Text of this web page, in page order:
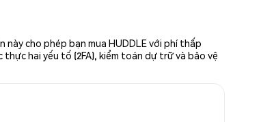
cho phép bạn mua HUDDLE với phí thấp
hai yếu tố (2FA), kiểm toán dự trữ và bảo vệ